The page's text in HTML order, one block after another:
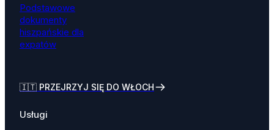
Podstawowe
dokumenty
hiszpańskie dla
expatów
🇮🇹 PRZEJRZYJ SIĘ DO WŁOCH
Usługi